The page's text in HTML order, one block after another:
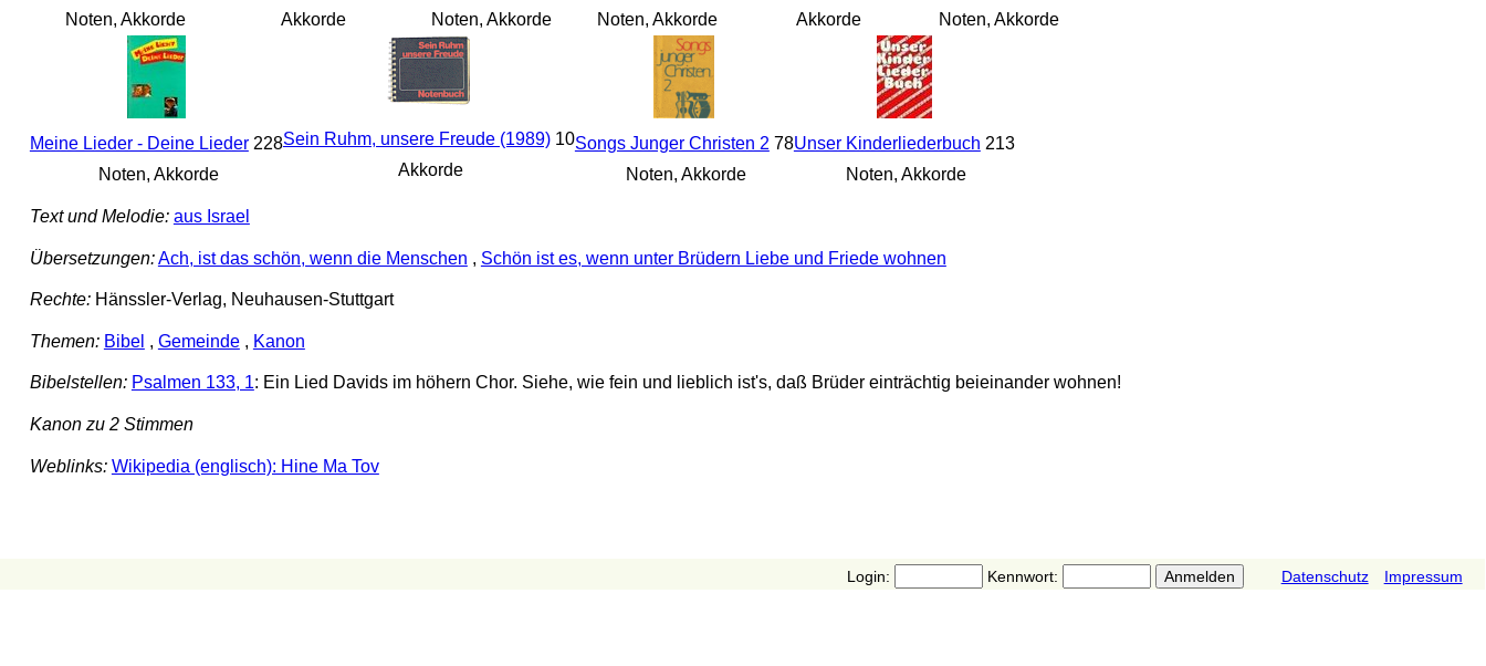
Noten, Akkorde
Akkorde
Noten, Akkorde
Noten, Akkorde
Akkorde
Noten, Akkorde
Meine Lieder - Deine Lieder228
Noten, Akkorde
Sein Ruhm, unsere Freude (1989)10
Akkorde
Songs Junger Christen 278
Noten, Akkorde
Unser Kinderliederbuch 213
Noten, Akkorde
Text und Melodie: aus Israel
Übersetzungen:Ach, ist das schön, wenn die Menschen , Schön ist es, wenn unter Brüdern Liebe und Friede wohnen
Rechte:Hänssler-Verlag, Neuhausen-Stuttgart
Themen: Bibel , Gemeinde, Kanon
Bibelstellen: Psalmen 133, 1: Ein Lied Davids im höhern Chor. Siehe, wie fein und lieblich ist's, daß Brüder einträchtig beieinander wohnen!
Kanon zu 2 Stimmen
Weblinks: Wikipedia (englisch): Hine Ma Tov
Login: Kennwort: Datenschutz Impressum